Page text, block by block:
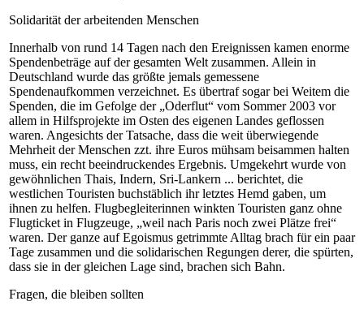
Solidarität der arbeitenden Menschen
Innerhalb von rund 14 Tagen nach den Ereignissen kamen enorme
Spendenbeträge auf der gesamten Welt zusammen. Allein in
Deutschland wurde das größte jemals gemessene
Spendenaufkommen verzeichnet. Es übertraf sogar bei Weitem die
Spenden, die im Gefolge der „Oderflut“ vom Sommer 2003 vor
allem in Hilfsprojekte im Osten des eigenen Landes geflossen
waren. Angesichts der Tatsache, dass die weit überwiegende
Mehrheit der Menschen zzt. ihre Euros mühsam beisammen halten
muss, ein recht beeindruckendes Ergebnis. Umgekehrt wurde von
gewöhnlichen Thais, Indern, Sri-Lankern ... berichtet, die
westlichen Touristen buchstäblich ihr letztes Hemd gaben, um
ihnen zu helfen. Flugbegleiterinnen winkten Touristen ganz ohne
Flugticket in Flugzeuge, „weil nach Paris noch zwei Plätze frei“
waren. Der ganze auf Egoismus getrimmte Alltag brach für ein paar
Tage zusammen und die solidarischen Regungen derer, die spürten,
dass sie in der gleichen Lage sind, brachen sich Bahn.
Fragen, die bleiben sollten